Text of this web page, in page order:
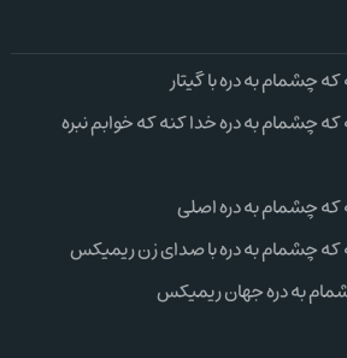
چشمام به دره با گیتار
چشمام به دره خدا کنه که خوابم نبره
چشمام به دره اصلی
چشمام به دره با صدای زن ریمیکس
به دره جهان ریمیکس